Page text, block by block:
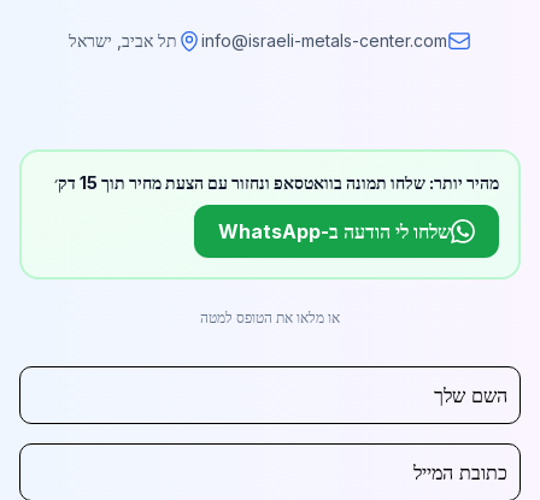
info@israeli-metals-center.com תל אביב, ישראל
מהיר יותר: שלחו תמונה בוואטסאפ ונחזור עם הצעת מחיר תוך 15 דק׳
שלחו לי הודעה ב-WhatsApp
או מלאו את הטופס למטה